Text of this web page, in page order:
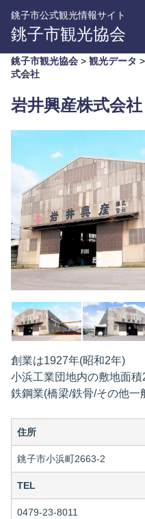
銚子市公式観光情報サイト
銚子市観光協会
銚子市観光協会 > 観光データ >
式会社
岩井興産株式会社
創業は1927年(昭和2年)
小浜工業団地内の敷地面積
鉄鋼業(橋梁/鉄骨/その他一
住所
銚子市小浜町2663-2
TEL
0479-23-8011